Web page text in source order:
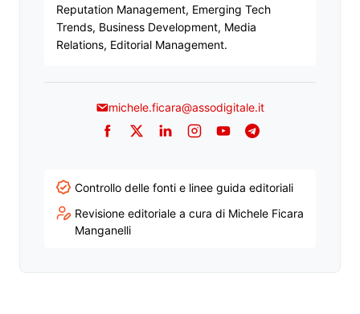
Reputation Management, Emerging Tech
Trends, Business Development, Media
Relations, Editorial Management.
michele.ficara@assodigitale.it
Facebook
TwitterLinkedInInstagram
YouTubeTelegram
Controllo delle fonti e linee guida editoriali
Revisione editoriale a cura di Michele Ficara
Manganelli